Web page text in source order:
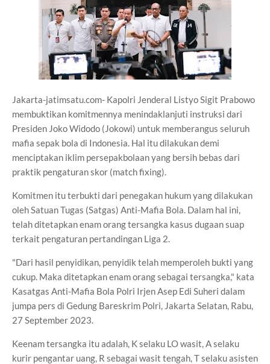
Jakarta-jatimsatu.com- Kapolri Jenderal Listyo Sigit Prabowo
membuktikan komitmennya menindaklanjuti instruksi dari
Presiden Joko Widodo (Jokowi) untuk memberangus seluruh
mafia sepak bola di Indonesia. Hal itu dilakukan demi
menciptakan iklim persepakbolaan yang bersih bebas dari
praktik pengaturan skor (match fixing).
Komitmen itu terbukti dari penegakan hukum yang dilakukan
oleh Satuan Tugas (Satgas) Anti-Mafia Bola. Dalam hal ini,
telah ditetapkan enam orang tersangka kasus dugaan suap
terkait pengaturan pertandingan Liga 2.
"Dari hasil penyidikan, penyidik telah memperoleh bukti yang
cukup. Maka ditetapkan enam orang sebagai tersangka," kata
Kasatgas Anti-Mafia Bola Polri Irjen Asep Edi Suheri dalam
jumpa pers di Gedung Bareskrim Polri, Jakarta Selatan, Rabu,
27 September 2023.
Keenam tersangka itu adalah, K selaku LO wasit, A selaku
kurir pengantar uang, R sebagai wasit tengah, T selaku asisten